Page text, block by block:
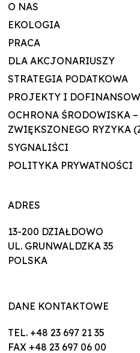
O NAS
EKOLOGIA
PRACA
DLA AKCJONARIUSZY
STRATEGIA PODATKOWA
PROJEKTY I
OCHRONA ŚRODOWISKA
ZWIĘKSZONEGO RYZYKA
SYGNALIŚCI
POLITYKA PRYWATNOŚCI
ADRES
13-200 DZIAŁDOWO
UL. GRUNWALDZKA 35
POLSKA
DANE KONTAKTOWE
TEL. +48 23 697 21 35
FAX +48 23 697 06 00